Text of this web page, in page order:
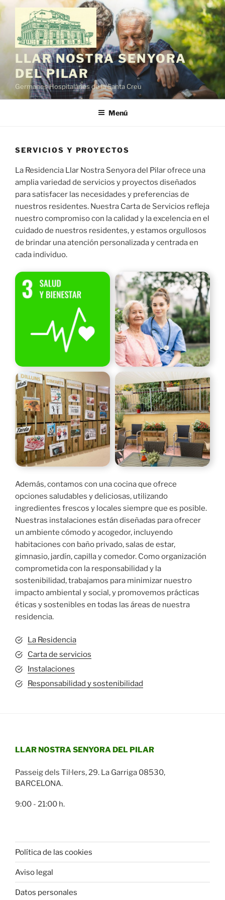
Saltar
contenido
LLAR NOSTRA SENYORA
DEL PILAR
Germanes Hospitalàries de la Santa Creu
Menú
SERVICIOS Y PROYECTOS
La Residencia Llar Nostra Senyora del Pilar ofrece una
amplia variedad de servicios y proyectos diseñados
para satisfacer las necesidades y preferencias de
nuestros residentes. Nuestra Carta de Servicios refleja
nuestro compromiso con la calidad y la excelencia en el
cuidado de nuestros residentes, y estamos orgullosos
de brindar una atención personalizada y centrada en
cada individuo.
Además, contamos con una cocina que ofrece
opciones saludables y deliciosas, utilizando
ingredientes frescos y locales siempre que es posible.
Nuestras instalaciones están diseñadas para ofrecer
un ambiente cómodo y acogedor, incluyendo
habitaciones con baño privado, salas de estar,
gimnasio, jardín, capilla y comedor. Como organización
comprometida con la responsabilidad y la
sostenibilidad, trabajamos para minimizar nuestro
impacto ambiental y social, y promovemos prácticas
éticas y sostenibles en todas las áreas de nuestra
residencia.
La Residencia
Carta de servicios
Instalaciones
Responsabilidad y sostenibilidad
LLAR NOSTRA SENYORA DEL PILAR
Passeig dels Til·lers, 29. La Garriga 08530,
BARCELONA.
9:00 - 21:00 h.
Política de las cookies
Aviso legal
Datos personales